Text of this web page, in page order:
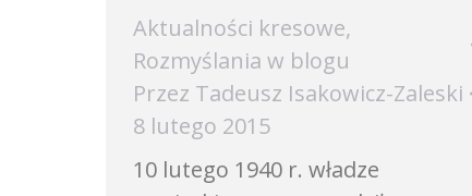
Aktualności kresowe,
Rozmyślania w blogu
Przez Tadeusz Isakowicz-Zaleski
8 lutego 2015
10 lutego 1940 r. władze